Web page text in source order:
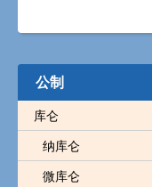
公制
库仑
纳库仑
微库仑